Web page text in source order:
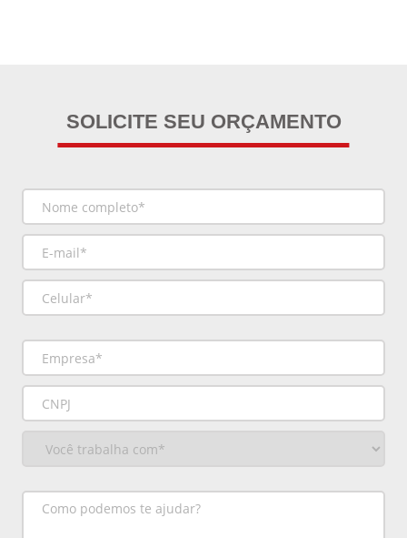
SOLICITE SEU ORÇAMENTO